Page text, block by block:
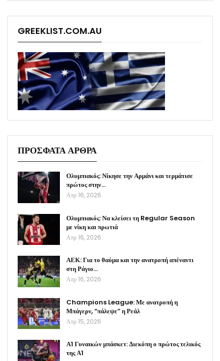
GREEKLIST.COM.AU
ΠΡΟΣΦΑΤΑ ΑΡΘΡΑ
Ολυμπιακός: Νίκησε την Αρμάνι και τερμάτισε
πρώτος στην…
Απρ 16, 2026
Ολυμπιακός: Να κλείσει τη Regular Season
με νίκη και πρωτιά
Απρ 16, 2026
ΑΕΚ: Για το θαύμα και την ανατροπή απέναντι
στη Ράγιο…
Απρ 16, 2026
Champions League: Με ανατροπή η
Μπάγερν, “πάλεψε” η Ρεάλ
Απρ 15, 2026
Α1 Γυναικών μπάσκετ: Διεκόπη ο πρώτος τελικός
της Α1